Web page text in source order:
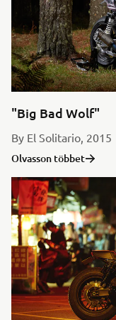
"Big Bad Wolf"
By El Solitario, 2015
Olvasson többet